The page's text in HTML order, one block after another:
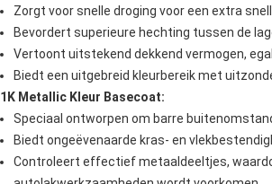
Zorgt voor snelle droging voor een extra
Bevordert superieure hechting tussen de
Vertoont uitstekend dekkend vermogen,
Biedt een uitgebreid kleurbereik met
1K Metallic Kleur Basecoat:
Speciaal ontworpen om barre
Biedt ongeëvenaarde kras- en
Controleert effectief metaaldeeltjes,